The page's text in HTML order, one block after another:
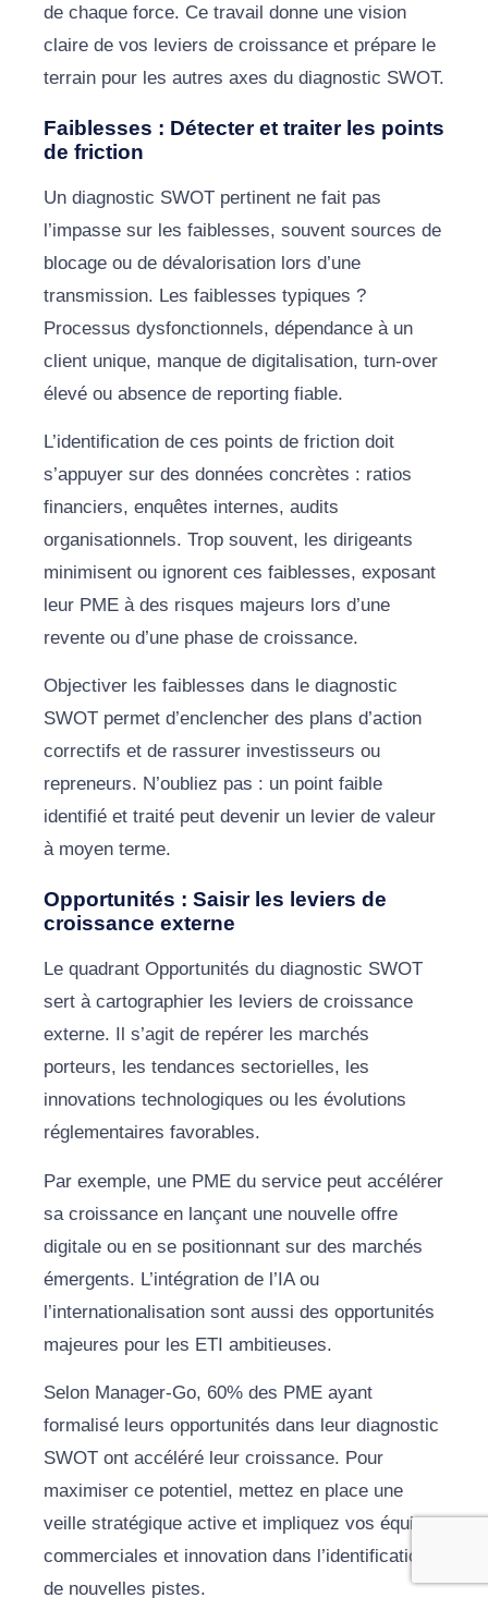
de chaque force. Ce travail donne une vision
claire de vos leviers de croissance et prépare le
terrain pour les autres axes du diagnostic SWOT.
Faiblesses : Détecter et traiter les points
de friction
Un diagnostic SWOT pertinent ne fait pas
l’impasse sur les faiblesses, souvent sources de
blocage ou de dévalorisation lors d’une
transmission. Les faiblesses typiques ?
Processus dysfonctionnels, dépendance à un
client unique, manque de digitalisation, turn-over
élevé ou absence de reporting fiable.
L’identification de ces points de friction doit
s’appuyer sur des données concrètes : ratios
financiers, enquêtes internes, audits
organisationnels. Trop souvent, les dirigeants
minimisent ou ignorent ces faiblesses, exposant
leur PME à des risques majeurs lors d’une
revente ou d’une phase de croissance.
Objectiver les faiblesses dans le diagnostic
SWOT permet d’enclencher des plans d’action
correctifs et de rassurer investisseurs ou
repreneurs. N’oubliez pas : un point faible
identifié et traité peut devenir un levier de valeur
à moyen terme.
Opportunités : Saisir les leviers de
croissance externe
Le quadrant Opportunités du diagnostic SWOT
sert à cartographier les leviers de croissance
externe. Il s’agit de repérer les marchés
porteurs, les tendances sectorielles, les
innovations technologiques ou les évolutions
réglementaires favorables.
Par exemple, une PME du service peut accélérer
sa croissance en lançant une nouvelle offre
digitale ou en se positionnant sur des marchés
émergents. L’intégration de l’IA ou
l’internationalisation sont aussi des opportunités
majeures pour les ETI ambitieuses.
Selon Manager-Go, 60% des PME ayant
formalisé leurs opportunités dans leur diagnostic
SWOT ont accéléré leur croissance. Pour
maximiser ce potentiel, mettez en place une
veille stratégique active et impliquez vos équipes
commerciales et innovation dans l’identification
de nouvelles pistes.